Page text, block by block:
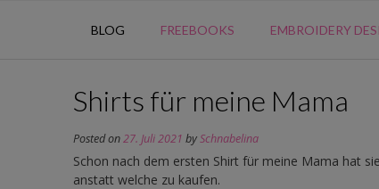
BLOG FREEBOOKS EMBROIDERY
Shirts für meine Mama
Posted on27. Juli 2021 bySchnabelina
Schon nach dem ersten Shirt für meine Mama hat
anstatt welche zu kaufen.